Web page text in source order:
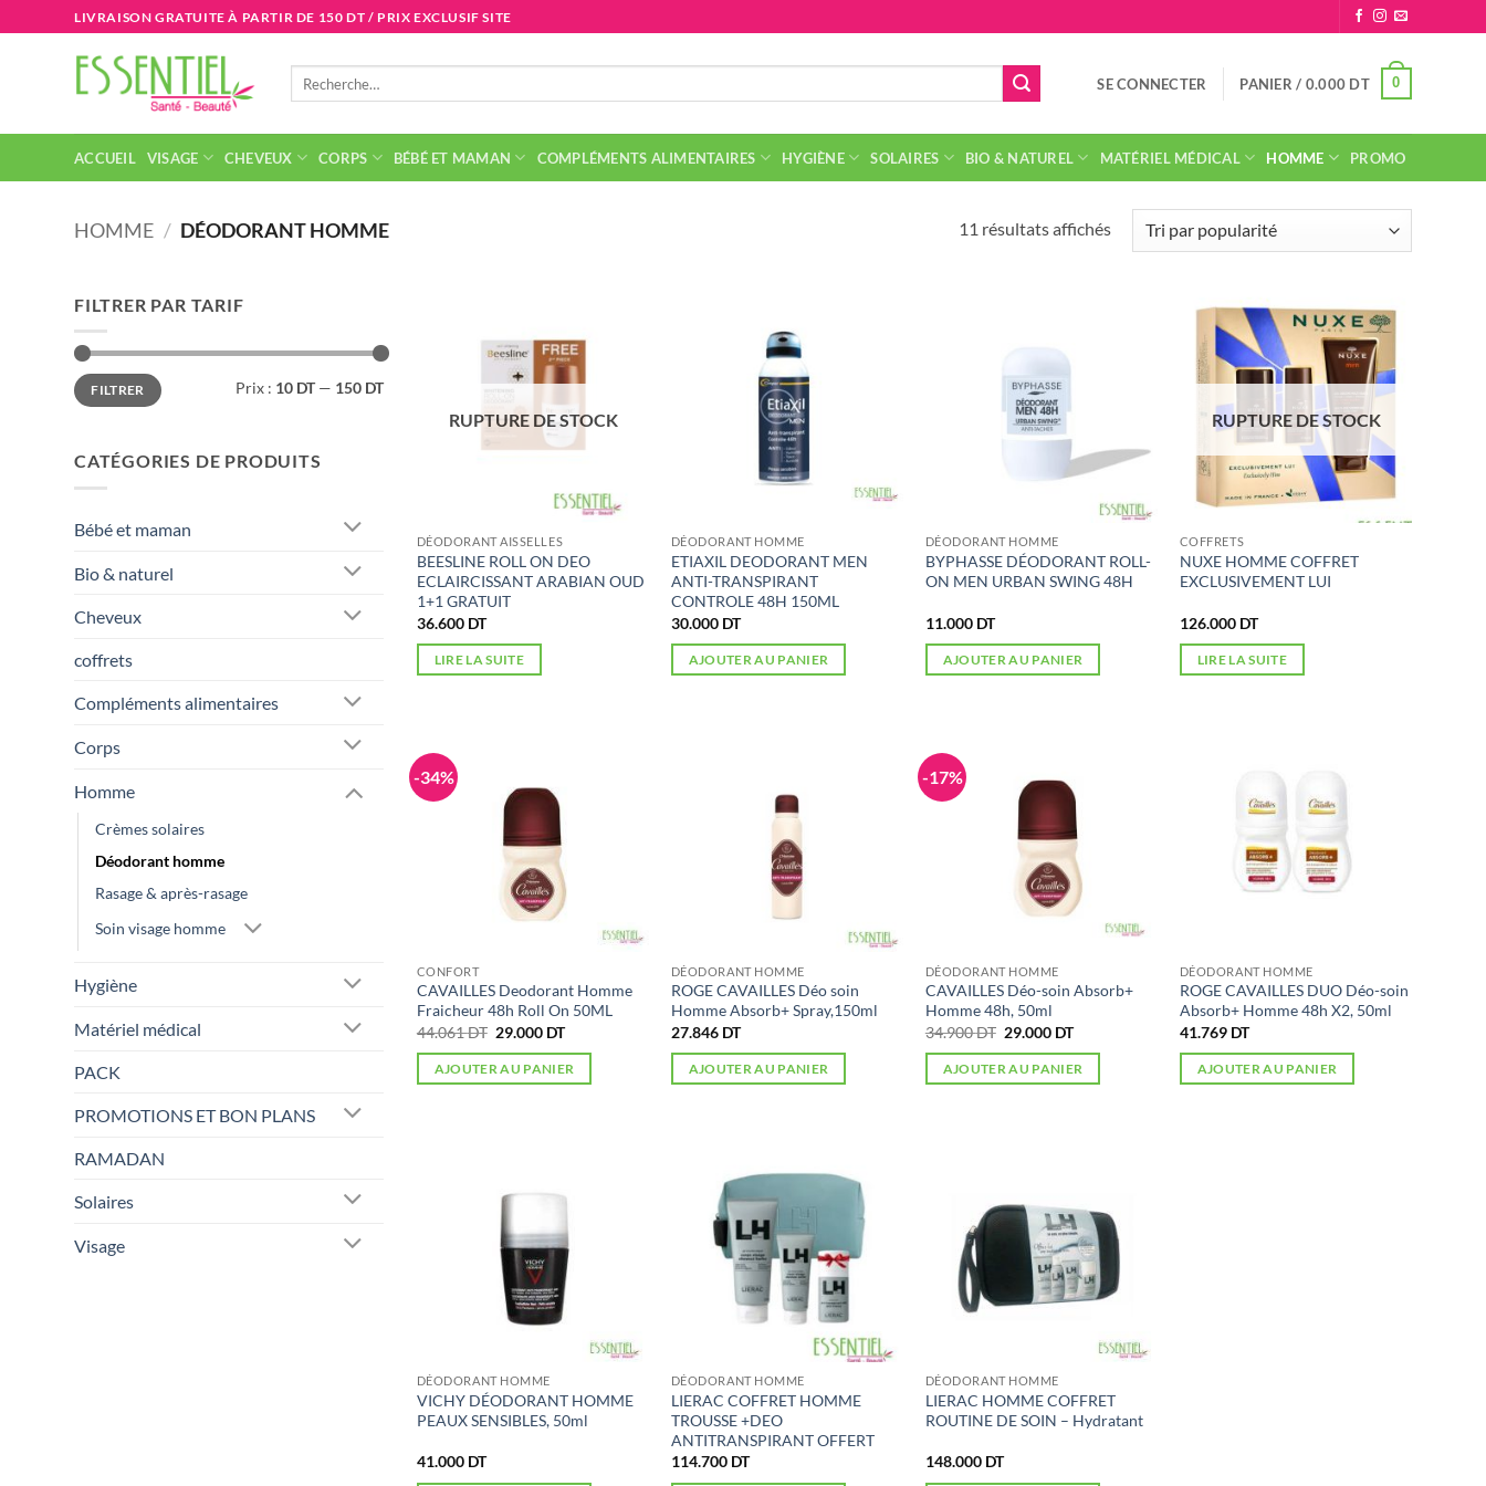
au
LIVRAISON GRATUITE À PARTIR DE 150 DT / PRIX EXCLUSIF SITE
SE CONNECTER PANIER / 0.000 DT 0
ACCUEIL VISAGE CHEVEUX CORPS BÉBÉ ET MAMAN COMPLÉMENTS ALIMENTAIRES HYGIÈNE SOLAIRES BIO & NATUREL MATÉRIEL MÉDICAL HOMME PROMO
HOMME / DÉODORANT HOMME 11 résultats affichésTrié
par
FILTRER PAR TARIF
Prix
min
Prix
maxFILTRER Prix : 10 DT— 150 DT
CATÉGORIES DE PRODUITS
Bébé et maman
Bio & naturel
Cheveux
coffrets
Compléments alimentaires
Corps
Homme
Crèmes solaires
Déodorant homme
Rasage & après-rasage
Soin visage homme
Hygiène
Matériel médical
PACK
PROMOTIONS ET BON PLANS
RAMADAN
Solaires
Visage
RUPTURE DE STOCK
DÉODORANT AISSELLES
BEESLINE ROLL ON DEO
ECLAIRCISSANT ARABIAN OUD
1+1 GRATUIT
36.600 DT
LIRE LA SUITE
DÉODORANT HOMME
ETIAXIL DEODORANT MEN
ANTI-TRANSPIRANT
CONTROLE 48H 150ML
30.000 DT
AJOUTER AU PANIER
DÉODORANT HOMME
BYPHASSE DÉODORANT ROLL-
ON MEN URBAN SWING 48H
11.000 DT
AJOUTER AU PANIER
RUPTURE DE STOCK
COFFRETS
NUXE HOMME COFFRET
EXCLUSIVEMENT LUI
126.000 DT
LIRE LA SUITE
-34%
CONFORT
CAVAILLES Deodorant Homme
Fraicheur 48h Roll On 50ML
44.061DT Le
initial
était :
29.000 DTLe
actuel
est :
AJOUTER AU PANIER
DÉODORANT HOMME
ROGE CAVAILLES Déo soin
Homme Absorb+ Spray,150ml
27.846 DT
AJOUTER AU PANIER
-17%
DÉODORANT HOMME
CAVAILLES Déo-soin Absorb+
Homme 48h, 50ml
34.900DT Le
initial
était :
29.000 DTLe
actuel
est :
AJOUTER AU PANIER
DÉODORANT HOMME
ROGE CAVAILLES DUO Déo-soin
Absorb+ Homme 48h X2, 50ml
41.769 DT
AJOUTER AU PANIER
DÉODORANT HOMME
VICHY DÉODORANT HOMME
PEAUX SENSIBLES, 50ml
41.000 DT
DÉODORANT HOMME
LIERAC COFFRET HOMME
TROUSSE +DEO
ANTITRANSPIRANT OFFERT
114.700 DT
DÉODORANT HOMME
LIERAC HOMME COFFRET
ROUTINE DE SOIN – Hydratant
148.000 DT